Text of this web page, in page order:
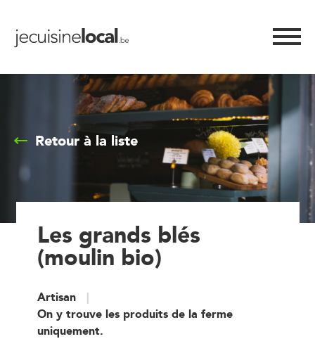
Retour à la liste
Les grands blés
(moulin bio)
Artisan
On y trouve les produits de la ferme
uniquement.